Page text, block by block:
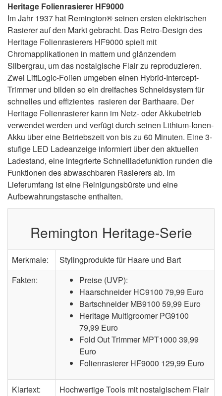
Heritage Folienrasierer HF9000
Im Jahr 1937 hat Remington® seinen ersten elektrischen
Rasierer auf den Markt gebracht. Das Retro-Design des
Heritage Folienrasierers HF9000 spielt mit
Chromapplikationen in mattem und glänzendem
Silbergrau, um das nostalgische Flair zu reproduzieren.
Zwei LiftLogic-Folien umgeben einen Hybrid-Intercept-
Trimmer und bilden so ein dreifaches Schneidsystem für
schnelles und effizientes rasieren der Barthaare. Der
Heritage Folienrasierer kann im Netz- oder Akkubetrieb
verwendet werden und verfügt durch seinen Lithium-Ionen-
Akku über eine Betriebszeit von bis zu 60 Minuten. Eine 3-
stufige LED Ladeanzeige informiert über den aktuellen
Ladestand, eine integrierte Schnellladefunktion runden die
Funktionen des abwaschbaren Rasierers ab. Im
Lieferumfang ist eine Reinigungsbürste und eine
Aufbewahrungstasche enthalten.
Remington Heritage-Serie
Merkmale:
Stylingprodukte für Haare und Bart
Fakten:
Preise (UVP):
Haarschneider HC9100 79,99 Euro
Bartschneider MB9100 59,99 Euro
Heritage Multigroomer PG9100
79,99 Euro
Fold Out Trimmer MPT1000 39,99
Euro
Folienrasierer HF9000 129,99 Euro
Klartext:
Hochwertige Tools mit nostalgischem Flair